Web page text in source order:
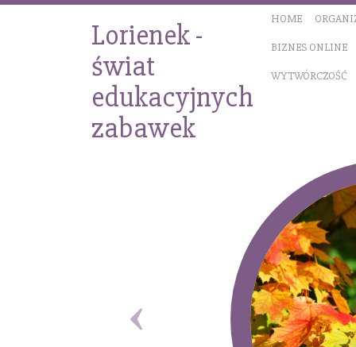
HOME
BIZNES ONLINE
WYTWÓRCZOŚĆ
Lorienek -
świat
edukacyjnych
zabawek